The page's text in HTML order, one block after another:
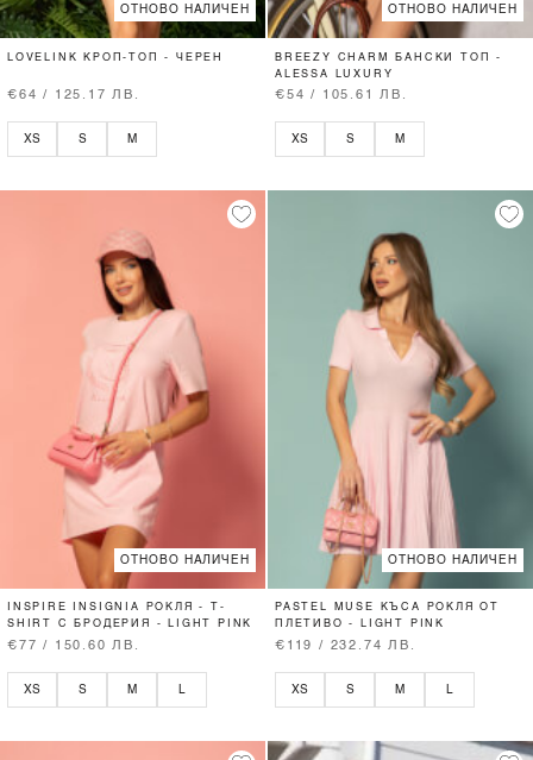
ОТНОВО НАЛИЧЕН
LOVELINK КРОП-ТОП - ЧЕРЕН
€64 / 125.17 ЛВ.
XS S M
ОТНОВО НАЛИЧЕН
BREEZY CHARM БАНСКИ ТОП -
ALESSA LUXURY
€54 / 105.61 ЛВ.
XS S M
ОТНОВО НАЛИЧЕН
INSPIRE INSIGNIA РОКЛЯ - T-
SHIRT С БРОДЕРИЯ - LIGHT PINK
€77 / 150.60 ЛВ.
XS S M
ОТНОВО НАЛИЧЕН
PASTEL MUSE КЪСА РОКЛЯ ОТ
ПЛЕТИВО - LIGHT PINK
€119 / 232.74 ЛВ.
XS S M